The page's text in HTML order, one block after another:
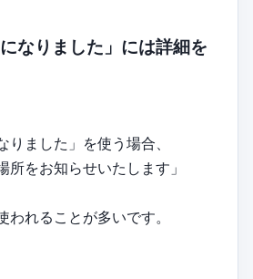
なりました」には詳細を
りました」を使う場合、
所をお知らせいたします」
われることが多いです。